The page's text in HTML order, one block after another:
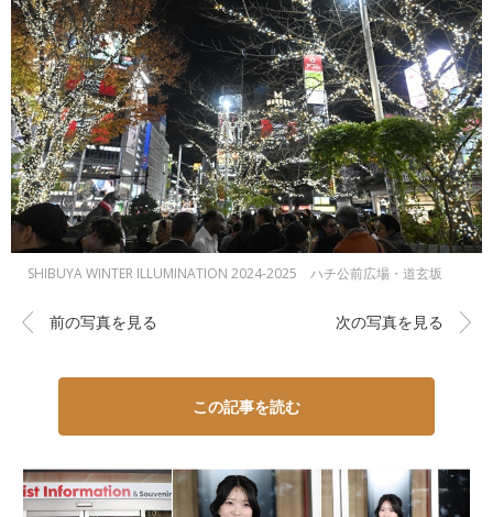
SHIBUYA WINTER ILLUMINATION 2024-2025 ハチ公前広場・道玄坂
前の写真を見る 次の写真を見る
この記事を読む